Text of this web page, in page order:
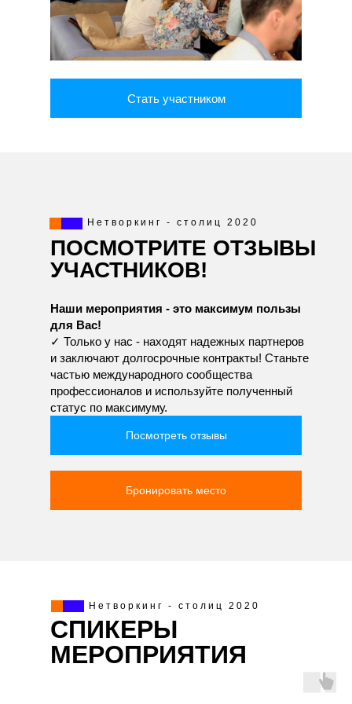
Стать участником
Наши мероприятия - это максимум пользы
для Вас!
✓ Только у нас - находят надежных партнеров
и заключают долгосрочные контракты! Станьте
частью международного сообщества
профессионалов и используйте полученный
статус по максимуму.
ПОСМОТРИТЕ ОТЗЫВЫ
УЧАСТНИКОВ!
Бронировать место
Нетворкинг - столиц 2020
Посмотреть отзывы
СПИКЕРЫ
МЕРОПРИЯТИЯ
Нетворкинг - столиц 2020